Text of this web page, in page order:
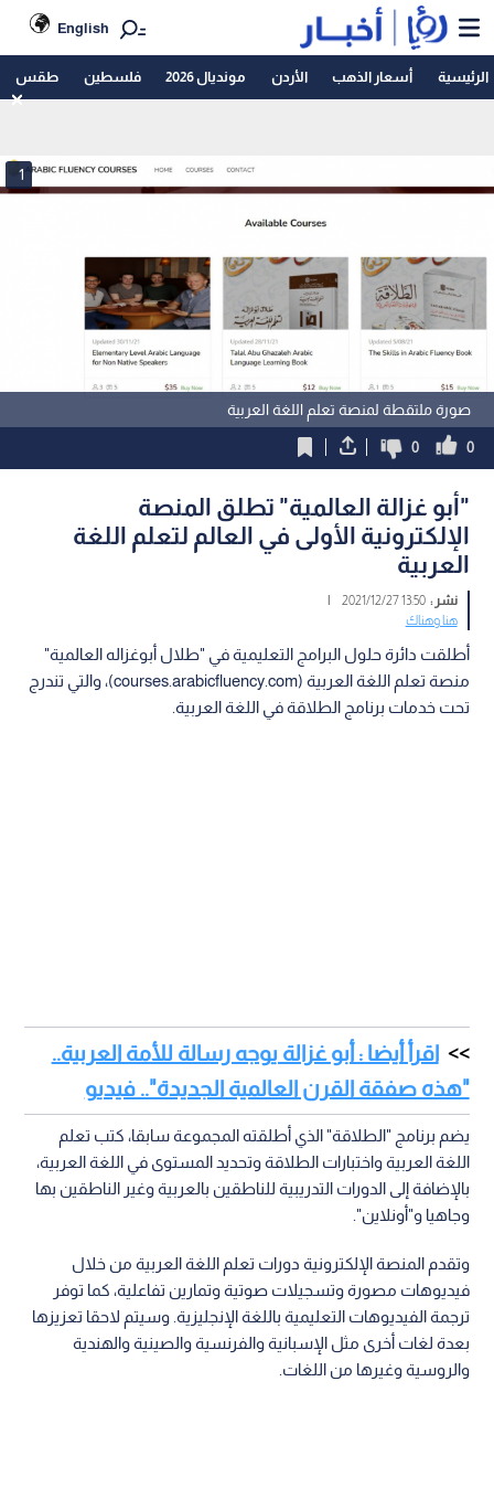
English
الرئيسية أسعار الذهب الأردن مونديال 2026 فلسطين طقس
صورة ملتقطة لمنصة تعلم اللغة العربية
1
0
0
"أبو غزالة العالمية" تطلق المنصة
الإلكترونية الأولى في العالم لتعلم اللغة
العربية
نشر :13:50 2021/12/27
|
هنا وهناك
أطلقت دائرة حلول البرامج التعليمية في "طلال أبوغزاله العالمية"
منصة تعلم اللغة العربية (courses.arabicfluency.com)، والتي تندرج
تحت خدمات برنامج الطلاقة في اللغة العربية.
اقرأ أيضا : أبو غزالة يوجه رسالة للأمة العربية..
"هذه صفقة القرن العالمية الجديدة".. فيديو
يضم برنامج "الطلاقة" الذي أطلقته المجموعة سابقا، كتب تعلم
اللغة العربية واختبارات الطلاقة وتحديد المستوى في اللغة العربية،
بالإضافة إلى الدورات التدريبية للناطقين بالعربية وغير الناطقين بها
وجاهيا و"أونلاين".
وتقدم المنصة الإلكترونية دورات تعلم اللغة العربية من خلال
فيديوهات مصورة وتسجيلات صوتية وتمارين تفاعلية، كما توفر
ترجمة الفيديوهات التعليمية باللغة الإنجليزية. وسيتم لاحقا تعزيزها
بعدة لغات أخرى مثل الإسبانية والفرنسية والصينية والهندية
والروسية وغيرها من اللغات.